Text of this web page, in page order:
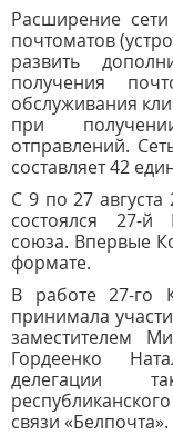
Расширение
почтоматов
развить
получения
обслуживания
при
отправлений.
составляет 42
С 9 по 27
состоялся 27-й
союза. Впервые
формате.
В работе 27-го
принимала
заместителем
Гордеенко
делегации
связи «Белпочта».